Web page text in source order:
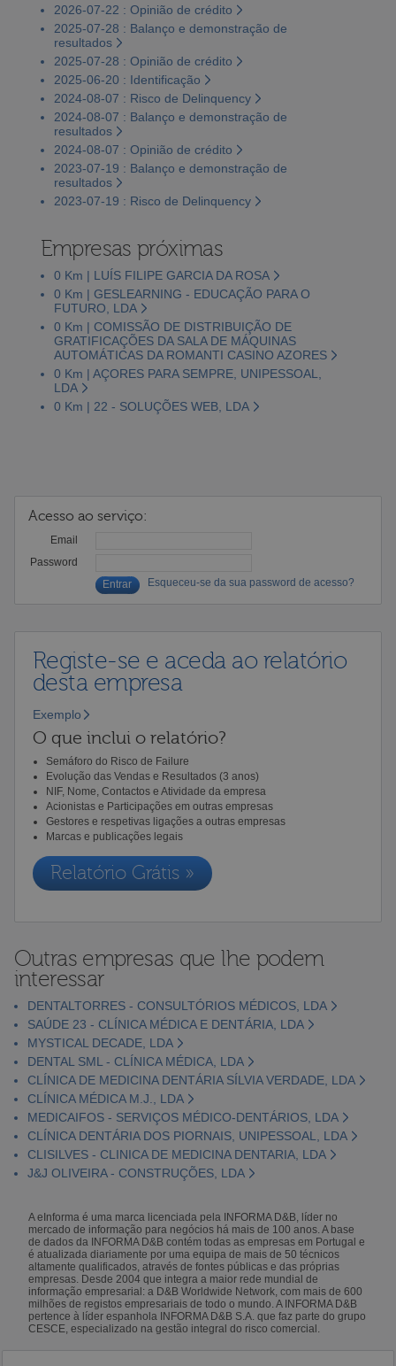
2026-07-22 : Opinião de crédito
2025-07-28 : Balanço e demonstração de
resultados
2025-07-28 : Opinião de crédito
2025-06-20 : Identificação
2024-08-07 : Risco de Delinquency
2024-08-07 : Balanço e demonstração de
resultados
2024-08-07 : Opinião de crédito
2023-07-19 : Balanço e demonstração de
resultados
2023-07-19 : Risco de Delinquency
Empresas próximas
0 Km | LUÍS FILIPE GARCIA DA ROSA
0 Km | GESLEARNING - EDUCAÇÃO PARA O
FUTURO, LDA
0 Km | COMISSÃO DE DISTRIBUIÇÃO DE
GRATIFICAÇÕES DA SALA DE MÁQUINAS
AUTOMÁTICAS DA ROMANTI CASINO AZORES
0 Km | AÇORES PARA SEMPRE, UNIPESSOAL,
LDA
0 Km | 22 - SOLUÇÕES WEB, LDA
Acesso ao serviço:
Email
Password
Esqueceu-se da sua password de acesso?
Registe-se e aceda ao relatório
desta empresa
Exemplo
O que inclui o relatório?
Semáforo do Risco de Failure
Evolução das Vendas e Resultados (3 anos)
NIF, Nome, Contactos e Atividade da empresa
Acionistas e Participações em outras empresas
Gestores e respetivas ligações a outras empresas
Marcas e publicações legais
Relatório Grátis »
Outras empresas que lhe podem
interessar
DENTALTORRES - CONSULTÓRIOS MÉDICOS, LDA
SAÚDE 23 - CLÍNICA MÉDICA E DENTÁRIA, LDA
MYSTICAL DECADE, LDA
DENTAL SML - CLÍNICA MÉDICA, LDA
CLÍNICA DE MEDICINA DENTÁRIA SÍLVIA VERDADE, LDA
CLÍNICA MÉDICA M.J., LDA
MEDICAIFOS - SERVIÇOS MÉDICO-DENTÁRIOS, LDA
CLÍNICA DENTÁRIA DOS PIORNAIS, UNIPESSOAL, LDA
CLISILVES - CLINICA DE MEDICINA DENTARIA, LDA
J&J OLIVEIRA - CONSTRUÇÕES, LDA
A eInforma é uma marca licenciada pela INFORMA D&B, líder no
mercado de informação para negócios há mais de 100 anos. A base
de dados da INFORMA D&B contém todas as empresas em Portugal e
é atualizada diariamente por uma equipa de mais de 50 técnicos
altamente qualificados, através de fontes públicas e das próprias
empresas. Desde 2004 que integra a maior rede mundial de
informação empresarial: a D&B Worldwide Network, com mais de 600
milhões de registos empresariais de todo o mundo. A INFORMA D&B
pertence à líder espanhola INFORMA D&B S.A. que faz parte do grupo
CESCE, especializado na gestão integral do risco comercial.